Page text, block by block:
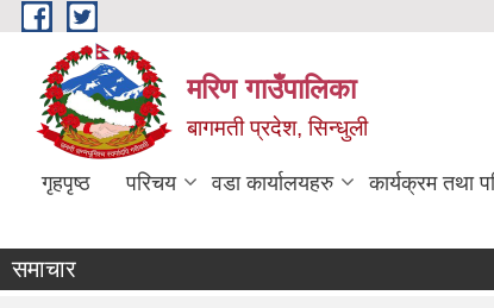
Skip to main content
मरिण गाउँपालिका
बागमती प्रदेश, सिन्धुली
गृहपृष्ठ परिचय वडा कार्यालयहरु कार्यक्रम तथा
समाचार